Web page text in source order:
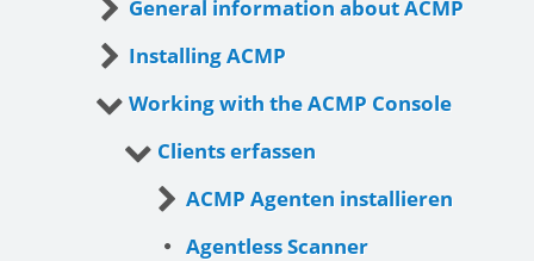
General information about ACMP
Installing ACMP
Working with the ACMP Console
Clients erfassen
ACMP Agenten installieren
Agentless Scanner